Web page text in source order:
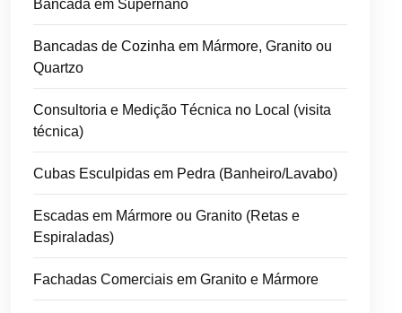
Bancada em Supernano
Bancadas de Cozinha em Mármore, Granito ou
Quartzo
Consultoria e Medição Técnica no Local (visita
técnica)
Cubas Esculpidas em Pedra (Banheiro/Lavabo)
Escadas em Mármore ou Granito (Retas e
Espiraladas)
Fachadas Comerciais em Granito e Mármore